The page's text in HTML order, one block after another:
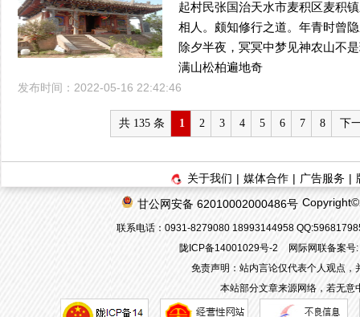
起村民张国治天水市麦积区麦积
相人。颇知修行之道。年青时曾
除夕半夜，冥冥中梦见神农山不
满山松柏遍地奇
发布时间：2022-05-16 22:42:46
共 135 条 1 2 3 4 5 6 7 8 下
关于我们 | 媒体合作 | 广告服务 |
甘公网安备 62010002000486号
联系电话：0931-8279080 18993144958
陇ICP备14001029号-2
网际网联备案
免责声明：站内言论仅代表个人观点
本站部分文章来源网络，若无意